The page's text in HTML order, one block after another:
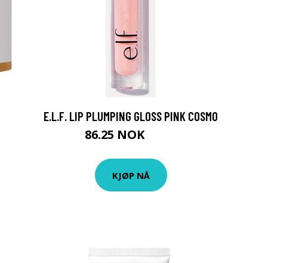
E.L.F. LIP PLUMPING GLOSS PINK COSMO
86.25 NOK
KJØP NÅ